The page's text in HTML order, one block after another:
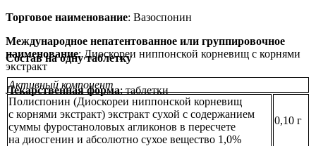
Торговое наименование: Вазоспонин
Международное непатентованное или группировочное
наименование: Диоскореи ниппонской корневищ с корнями
экстракт
Лекарственная форма: таблетки
Состав на одну таблетку
Активный компонент
Полиспонин (Диоскореи ниппонской корневищ
с корнями экстракт) экстракт сухой с содержанием
суммы фуростаноловых агликонов в пересчете
на диосгенин и абсолютно сухое вещество 1,0%
0,10 г